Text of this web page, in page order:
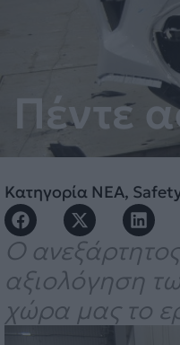
Πέντε
Κατηγορία ΝΕΑ,
Ο
αξιολόγηση
χώρα μας το